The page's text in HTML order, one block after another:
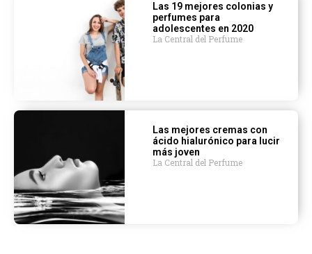
Las 19 mejores colonias y
perfumes para
adolescentes en 2020
La Central del Perfume
Las mejores cremas con
ácido hialurónico para lucir
más joven
La Central del Perfume